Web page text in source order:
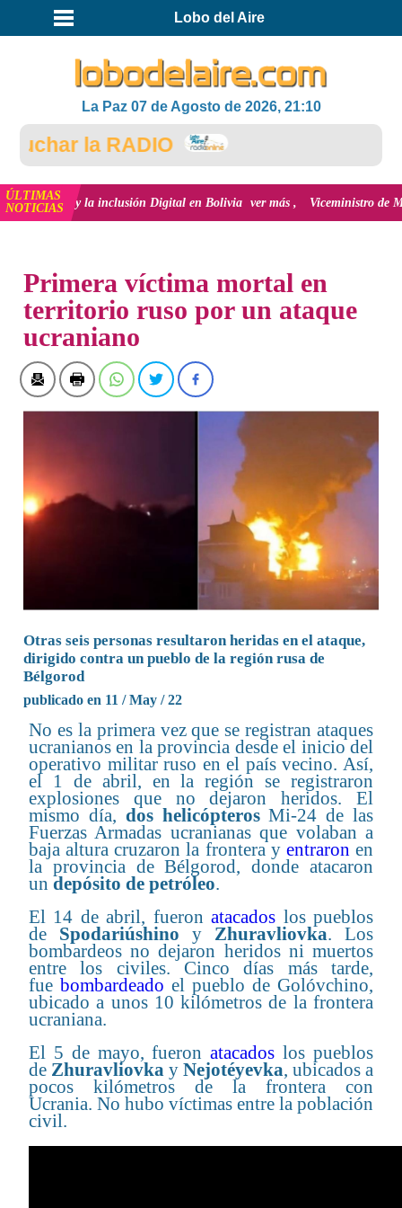
Lobo del Aire
La Paz 07 de Agosto de 2026, 21:10
la RADIO
ÚLTIMAS
NOTICIASy la inclusión Digital en Bolivia ver más Viceministro de Medio
Primera víctima mortal en
territorio ruso por un ataque
ucraniano
Otras seis personas resultaron heridas en el ataque,
dirigido contra un pueblo de la región rusa de
Bélgorod
publicado en 11 / May / 22
No es la primera vez que se registran ataques
ucranianos en la provincia desde el inicio del
operativo militar ruso en el país vecino. Así,
el 1 de abril, en la región se registraron
explosiones que no dejaron heridos. El
mismo día, dos helicópterosMi-24 de las
Fuerzas Armadas ucranianas que volaban a
baja altura cruzaron la frontera y entraron en
la provincia de Bélgorod, donde atacaron
un depósito de petróleo.
El 14 de abril, fueronatacados los pueblos
de Spodariúshino y Zhuravliovka. Los
bombardeos no dejaron heridos ni muertos
entre los civiles. Cinco días más tarde,
fue bombardeado el pueblo de Golóvchino,
ubicado a unos 10 kilómetros de la frontera
ucraniana.
El 5 de mayo, fueronatacados los pueblos
de Zhuravliovka y Nejotéyevka, ubicados a
pocos kilómetros de la frontera con
Ucrania. No hubo víctimas entre la población
civil.